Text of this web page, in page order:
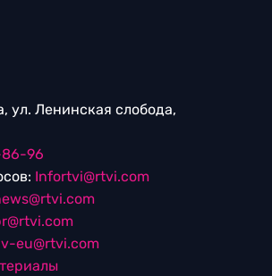
ул. Ленинская слобода,
86-96
Infortvi@rtvi.com
eu@rtvi.com